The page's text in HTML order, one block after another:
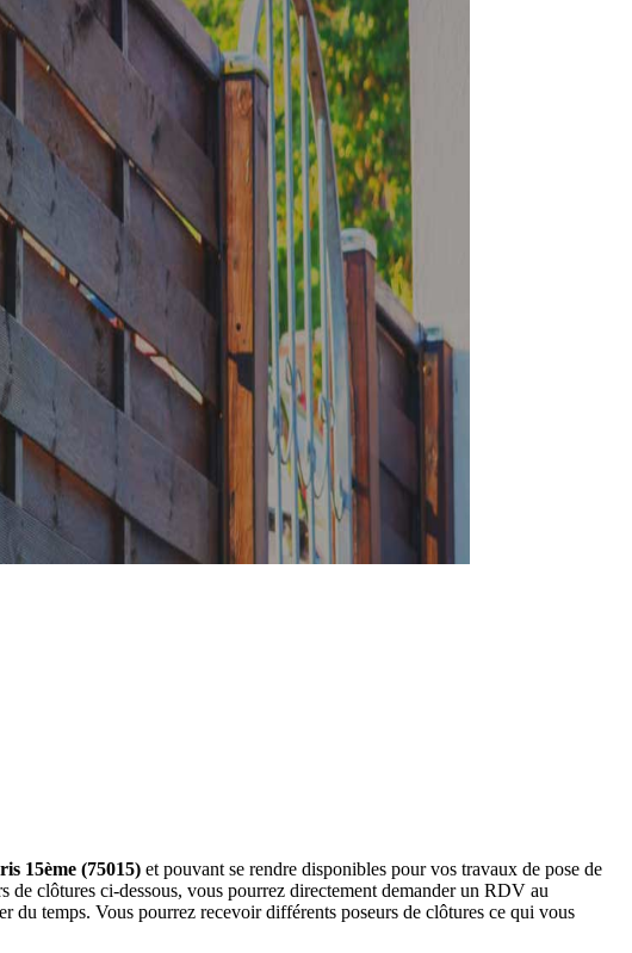
15ème (75015) et pouvant se rendre disponibles pour vos travaux de pose de
clôtures ci-dessous, vous pourrez directement demander un RDV au
temps. Vous pourrez recevoir différents poseurs de clôtures ce qui vous